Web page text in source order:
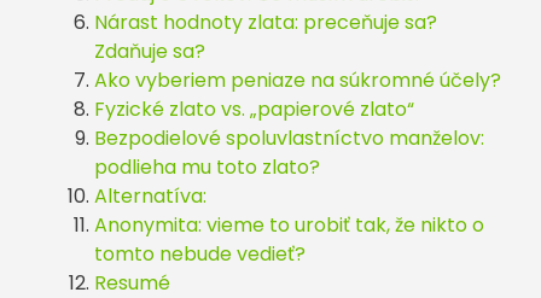
Nárast hodnoty zlata: preceňuje sa?
Zdaňuje sa?
Ako vyberiem peniaze na súkromné účely?
Fyzické zlato vs. „papierové zlato“
Bezpodielové spoluvlastníctvo manželov:
podlieha mu toto zlato?
Alternatíva:
Anonymita: vieme to urobiť tak, že nikto o
tomto nebude vedieť?
Resumé